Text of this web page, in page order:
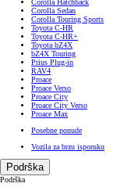
Corolla Hatchback
Corolla Sedan
Corolla Touring Sports
Toyota C-HR
Toyota C-HR+
Toyota bZ4X
bZ4X Touring
Prius Plug-in
RAV4
Proace
Proace Verso
Proace City
Proace City Verso
Proace Max
Posebne ponude
Vozila za brzu isporuku
Podrška
Podrška